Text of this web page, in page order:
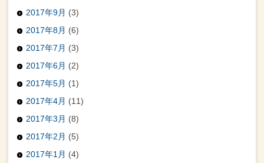
2017年9月 (3)
2017年8月 (6)
2017年7月 (3)
2017年6月 (2)
2017年5月 (1)
2017年4月 (11)
2017年3月 (8)
2017年2月 (5)
2017年1月 (4)